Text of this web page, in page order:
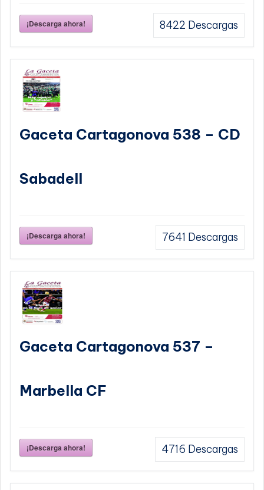
¡Descarga ahora! 8422 Descargas
Gaceta Cartagonova 538 – CD
Sabadell
¡Descarga ahora! 7641 Descargas
Gaceta Cartagonova 537 –
Marbella CF
¡Descarga ahora! 4716 Descargas